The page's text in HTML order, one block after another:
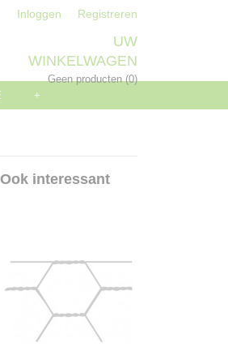
Inloggen Registreren
UW
WINKELWAGEN
Geen producten(0)
+
Ook interessant